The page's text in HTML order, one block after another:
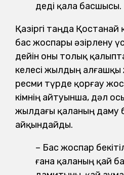
деді қала басшысы.
Қазіргі таңда
бас жоспары әзірлену
дейін оны толық
келесі жылдың
ресми түрде қорғау
Әкімнің айтуынша, дәл
жылдағы қаланың даму
айқындайды.
– Бас жоспар
ғана қаланың қай